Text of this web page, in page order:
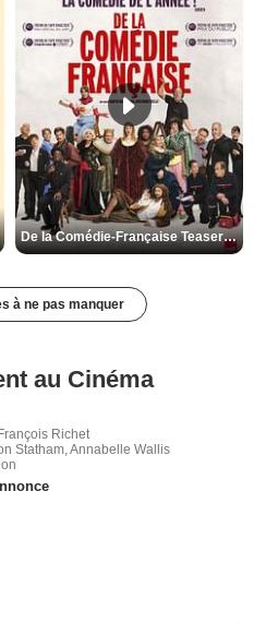
De la Comédie-Française Teaser VF
à ne pas manquer
au Cinéma
Richet
Statham, Annabelle Wallis